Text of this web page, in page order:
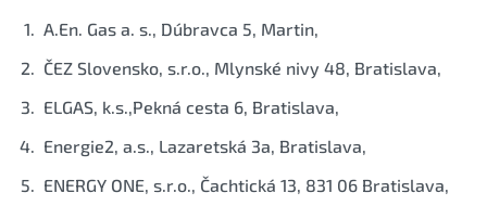
A.En. Gas a. s., Dúbravca 5, Martin,
ČEZ Slovensko, s.r.o., Mlynské nivy 48, Bratislava,
ELGAS, k.s.,Pekná cesta 6, Bratislava,
Energie2, a.s., Lazaretská 3a, Bratislava,
ENERGY ONE, s.r.o., Čachtická 13, 831 06 Bratislava,